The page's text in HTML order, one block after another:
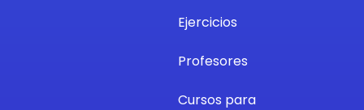
Ejercicios
Profesores
Cursos para